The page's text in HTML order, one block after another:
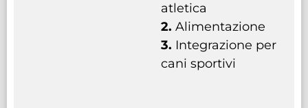
atletica
2. Alimentazione
3. Integrazione per
cani sportivi